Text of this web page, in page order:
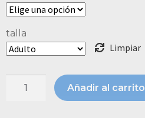
talla
Limpiar
Añadir al carrito